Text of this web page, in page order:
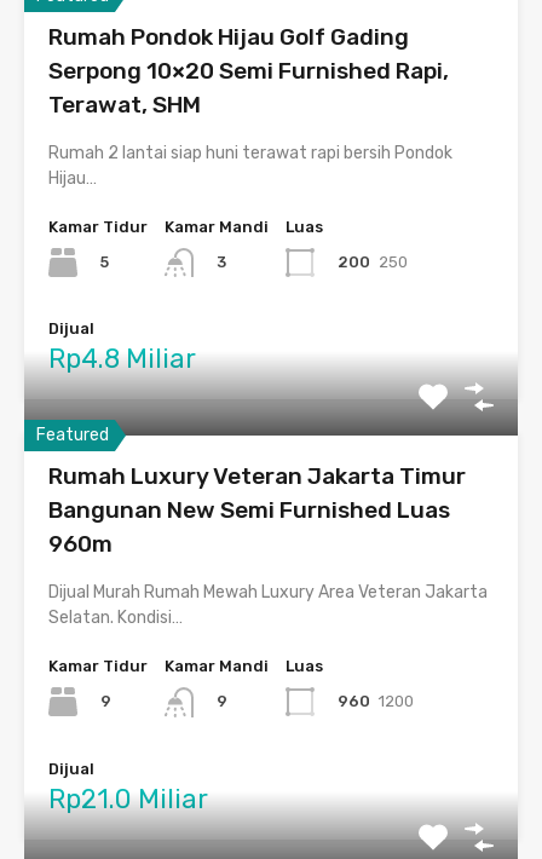
Rumah Pondok Hijau Golf Gading
Serpong 10×20 Semi Furnished Rapi,
Terawat, SHM
Rumah 2 lantai siap huni terawat rapi bersih Pondok
Hijau…
Kamar Tidur
5
Kamar Mandi
3
Luas
200 250
Dijual
Rp4.8 Miliar
Featured
Rumah Luxury Veteran Jakarta Timur
Bangunan New Semi Furnished Luas
960m
Dijual Murah Rumah Mewah Luxury Area Veteran Jakarta
Selatan. Kondisi…
Kamar Tidur
9
Kamar Mandi
9
Luas
960 1200
Dijual
Rp21.0 Miliar